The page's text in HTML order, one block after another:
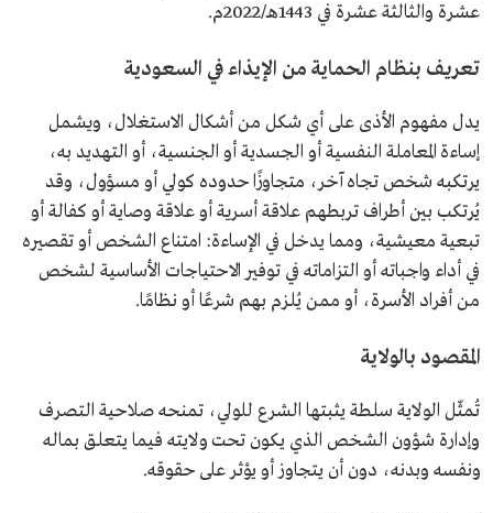
عشرة والثالثة عشرة في 1443هـ/2022م.
تعريف بنظام الحماية من الإيذاء في السعودية
يدل مفهوم الأذى على أي شكل من أشكال الاستغلال، ويشمل
إساءة المعاملة النفسية أو الجسدية أو الجنسية، أو التهديد به،
يرتكبه شخص تجاه آخر، متجاوزًا حدوده كولي أو مسؤول، وقد
يُرتكب بين أطراف تربطهم علاقة أسرية أو علاقة وصاية أو كفالة أو
تبعية معيشية، ومما يدخل في الإساءة: امتناع الشخص أو تقصيره
في أداء واجباته أو التزاماته في توفير الاحتياجات الأساسية لشخص
من أفراد الأسرة، أو ممن يُلزم بهم شرعًا أو نظامًا.
المقصود بالولاية
تُمثّل الولاية سلطة يثبتها الشرع للولي، تمنحه صلاحية التصرف
وإدارة شؤون الشخص الذي يكون تحت ولايته فيما يتعلق بماله
ونفسه وبدنه، دون أن يتجاوز أو يؤثر على حقوقه.